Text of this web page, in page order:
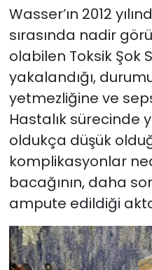
Wasser’ın 2012
sırasında nadir
olabilen Toksik Şok
yakalandığı,
yetmezliğine ve
Hastalık sürecinde
oldukça düşük
komplikasyonlar
bacağının, daha
ampute edildiği